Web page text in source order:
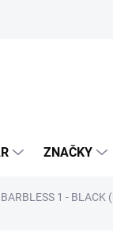
ZNAČKY
BARBLESS 1 -